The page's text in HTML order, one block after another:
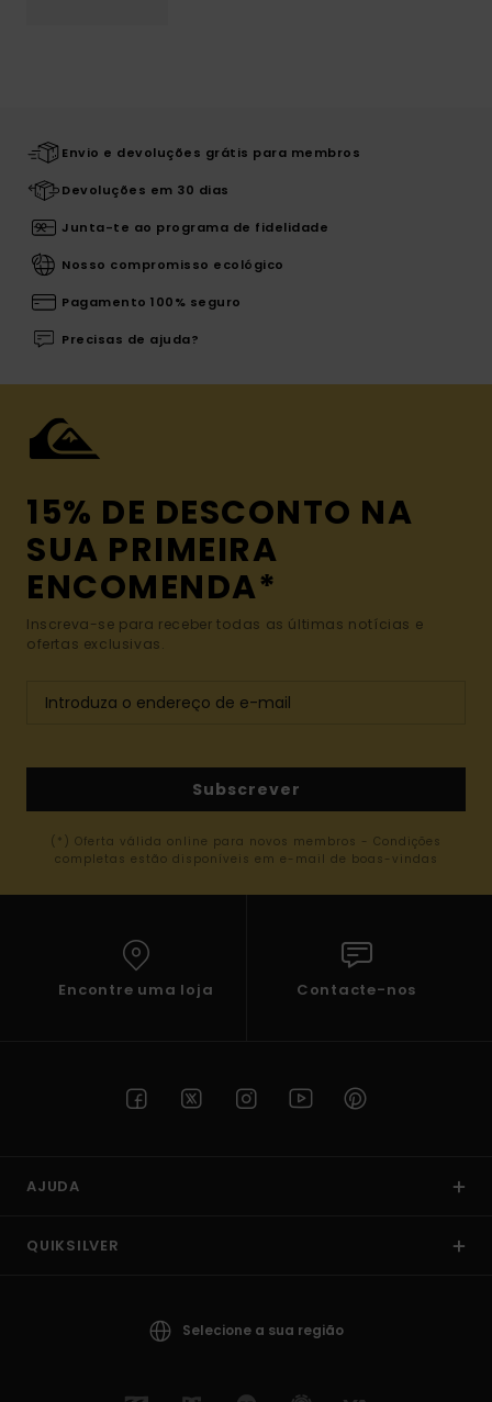
Envio e devoluções grátis para membros
Devoluções em 30 dias
Junta-te ao programa de fidelidade
Nosso compromisso ecológico
Pagamento 100% seguro
Precisas de ajuda?
15% DE DESCONTO NA
SUA PRIMEIRA
ENCOMENDA*
Inscreva-se para receber todas as últimas notícias e
ofertas exclusivas.
Subscrever
(*) Oferta válida online para novos membros - Condições
completas estão disponíveis em e-mail de boas-vindas
Encontre uma loja Contacte-nos
AJUDA
QUIKSILVER
Selecione a sua região